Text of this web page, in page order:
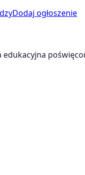
Dodaj ogłoszenie